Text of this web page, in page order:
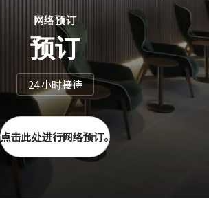
网络预订
预订
24 小时接待
点击此处进行网络预订。